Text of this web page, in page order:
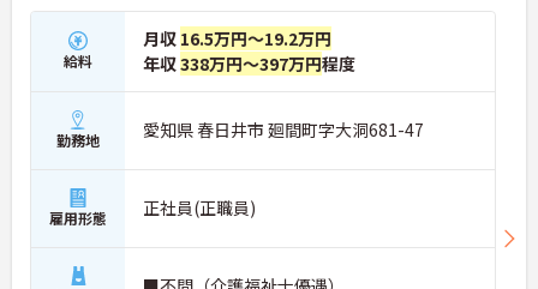
給料
月収 16.5万円～19.2万円
年収338万円～397万円程度
勤務地 愛知県 春日井市 廻間町字大洞681-47
雇用形態 正社員(正職員)